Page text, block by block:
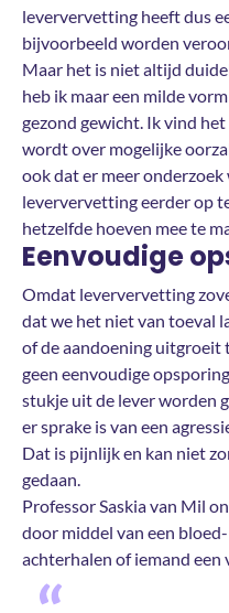
leververvetting heeft dus
bijvoorbeeld worden
Maar het is niet altijd
heb ik maar een milde
gezond gewicht. Ik vind
wordt over mogelijke
ook dat er meer
leververvetting eerder op
hetzelfde hoeven mee te
Eenvoudige
Omdat leververvetting
dat we het niet van toeval
of de aandoening uitgroeit
geen eenvoudige
stukje uit de lever worden
er sprake is van een
Dat is pijnlijk en kan niet
gedaan.
Professor Saskia van Mil
door middel van een
achterhalen of iemand